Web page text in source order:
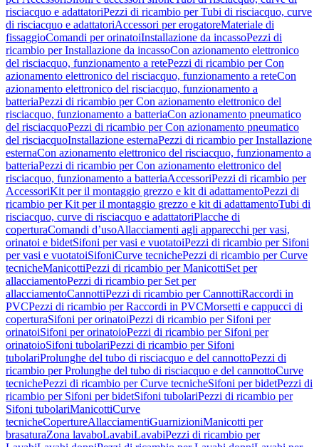
risciacquo e adattatoriPezzi di ricambio per Tubi di risciacquo, curve
di risciacquo e adattatoriAccessori per erogatoreMateriale di
fissaggioComandi per orinatoiInstallazione da incassoPezzi di
ricambio per Installazione da incassoCon azionamento elettronico
del risciacquo, funzionamento a retePezzi di ricambio per Con
azionamento elettronico del risciacquo, funzionamento a reteCon
azionamento elettronico del risciacquo, funzionamento a
batteriaPezzi di ricambio per Con azionamento elettronico del
risciacquo, funzionamento a batteriaCon azionamento pneumatico
del risciacquoPezzi di ricambio per Con azionamento pneumatico
del risciacquoInstallazione esternaPezzi di ricambio per Installazione
esternaCon azionamento elettronico del risciacquo, funzionamento a
batteriaPezzi di ricambio per Con azionamento elettronico del
risciacquo, funzionamento a batteriaAccessoriPezzi di ricambio per
AccessoriKit per il montaggio grezzo e kit di adattamentoPezzi di
ricambio per Kit per il montaggio grezzo e kit di adattamentoTubi di
risciacquo, curve di risciacquo e adattatoriPlacche di
coperturaComandi d’usoAllacciamenti agli apparecchi per vasi,
orinatoi e bidetSifoni per vasi e vuotatoiPezzi di ricambio per Sifoni
per vasi e vuotatoiSifoniCurve tecnichePezzi di ricambio per Curve
tecnicheManicottiPezzi di ricambio per ManicottiSet per
allacciamentoPezzi di ricambio per Set per
allacciamentoCannottiPezzi di ricambio per CannottiRaccordi in
PVCPezzi di ricambio per Raccordi in PVCMorsetti e cappucci di
coperturaSifoni per orinatoiPezzi di ricambio per Sifoni per
orinatoiSifoni per orinatoioPezzi di ricambio per Sifoni per
orinatoioSifoni tubolariPezzi di ricambio per Sifoni
tubolariProlunghe del tubo di risciacquo e del cannottoPezzi di
ricambio per Prolunghe del tubo di risciacquo e del cannottoCurve
tecnichePezzi di ricambio per Curve tecnicheSifoni per bidetPezzi di
ricambio per Sifoni per bidetSifoni tubolariPezzi di ricambio per
Sifoni tubolariManicottiCurve
tecnicheCopertureAllacciamentiGuarnizioniManicotti per
brasaturaZona lavaboLavabiLavabiPezzi di ricambio per